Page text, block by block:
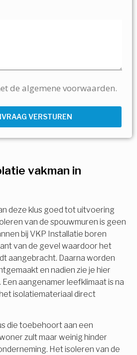
vakman in
deze klus goed tot uitvoering
van de spouwmuren is geen
bij VKP Installatie boren
van de gevel waardoor het
aangebracht. Daarna worden
en nadien zie je hier
aangenamer leefklimaat is na
isolatiemateriaal direct
die toebehoort aan een
zult maar weinig hinder
Het isoleren van de
de algemene voorwaarden.
VERSTUREN